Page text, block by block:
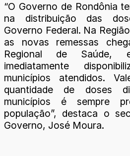
“O Governo de Rondônia
na distribuição das
Governo Federal. Na
as novas remessas
Regional de Saúde,
imediatamente
municípios atendidos.
quantidade de doses
municípios é sempre
população”, destaca o
Governo, José Moura.